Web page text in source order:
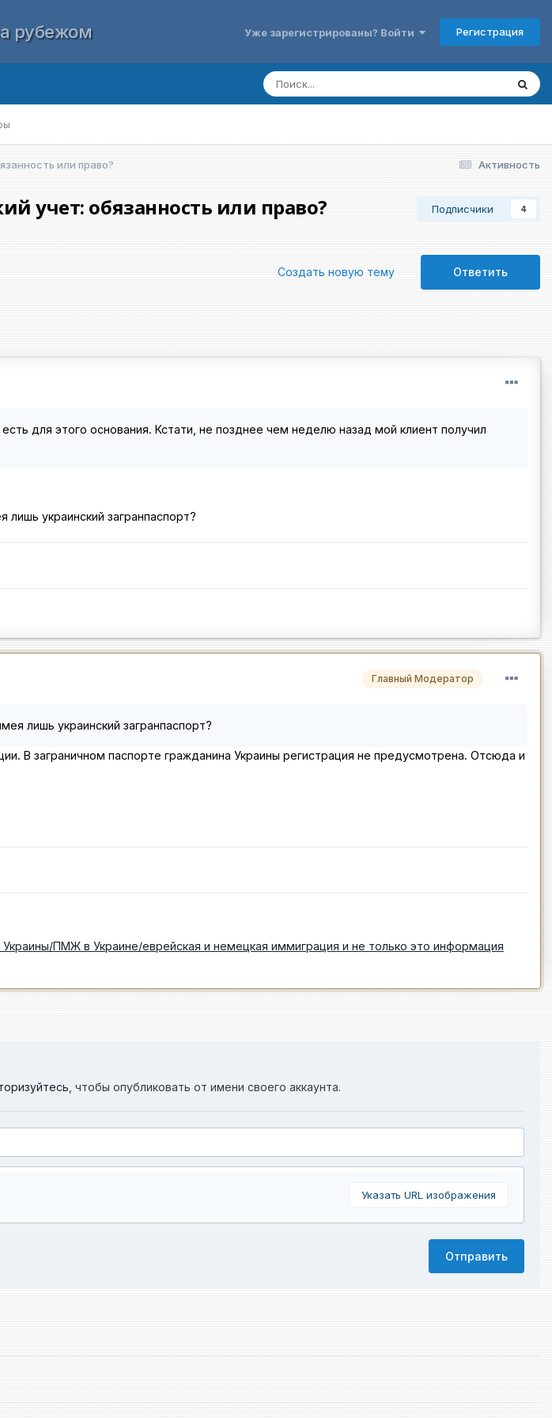
рубежом Уже зарегистрированы? Войти Регистрация
Активность
или право?
Подписчики 4
учет: обязанность или право?
Ответить
Создать новую тему
для этого основания. Кстати, не позднее чем неделю назад мой клиент получил
украинский загранпаспорт?
Главный Модератор
лишь украинский загранпаспорт?
В заграничном паспорте гражданина Украины регистрация не предусмотрена. Отсюда и
ПМЖ в Украине/еврейская и немецкая иммиграция и не только это информация
, чтобы опубликовать от имени своего аккаунта.
Указать URL изображения
Отправить